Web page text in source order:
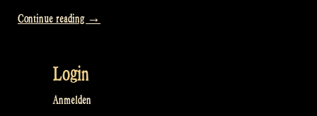
Continue reading „Video:
Gypsy
@
→
Login
Anmelden